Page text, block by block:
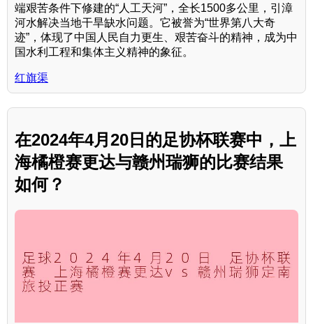
端艰苦条件下修建的“人工天河”，全长1500多公里，引漳
河水解决当地干旱缺水问题。它被誉为“世界第八大奇
迹”，体现了中国人民自力更生、艰苦奋斗的精神，成为中
国水利工程和集体主义精神的象征。
红旗渠
在2024年4月20日的足协杯联赛中，上
海橘橙赛更达与赣州瑞狮的比赛结果
如何？